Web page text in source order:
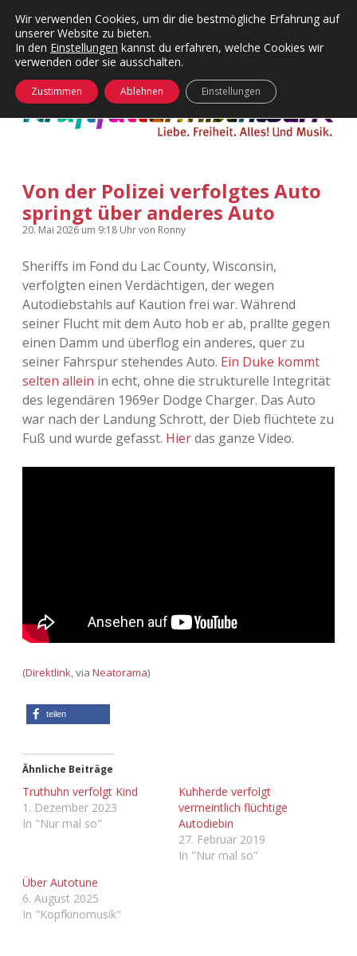
Kategorien
Menü
24 Hours Chilling
Die Wende
KFMW-Disco
kfmw.stuff
Kopfkinomusik
Nur mal so
Täglicher Sinnwahn
Visuelles
Wandnotizen
KFMW-Disco
Dates
Contact
Adventskalender
Adventskalender 2010
Adventskalender 2011
Adventskalender 2012
Adventskalender 2013
Adventskalender 2014
Adventskalender 2019
Adventskalender 2024
facebook
instagram
rss soundcloud
vimeoBluesky
öffnen
Von der Polizei verfolgtes Auto
springt über anderes Auto
20. Mai 2026 um 9:18 Uhrvon Ronny
Sheriffs im Fond du Lac County, Wisconsin,
verfolgten einen Verdächtigen, der wegen
Autodiebstahls auf Kaution frei war. Während
seiner Flucht mit dem Auto hob er ab, prallte gegen
einen Damm und überflog ein anderes, quer zu
seiner Fahrspur stehendes Auto. Ein Duke kommt
selten allein in echt, ohne die strukturelle Integrität
des legendären 1969er Dodge Charger. Das Auto
war nach der Landung Schrott, der Dieb flüchtete zu
Fuß und wurde gefasst. Hierdas ganze Video.
(Direktlink, via Neatorama)
teilen
Ähnliche Beiträge
Truthuhn verfolgt Kind
1. Dezember 2023
In "Nur mal so"
Kuhherde verfolgt
vermeintlich flüchtige
Autodiebin
27. Februar 2019
In "Nur mal so"
Über Autotune
6. August 2025
In "Kopfkinomusik"
Wir verwenden Cookies, um dir die bestmögliche Erfahrung auf
unserer Website zu bieten.
In den Einstellungen kannst du erfahren, welche Cookies wir
verwenden oder sie ausschalten.
Zustimmen Ablehnen Einstellungen